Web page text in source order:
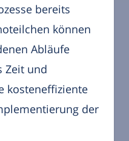
bereits
können
Abläufe
Zeit und
kosteneffiziente
der